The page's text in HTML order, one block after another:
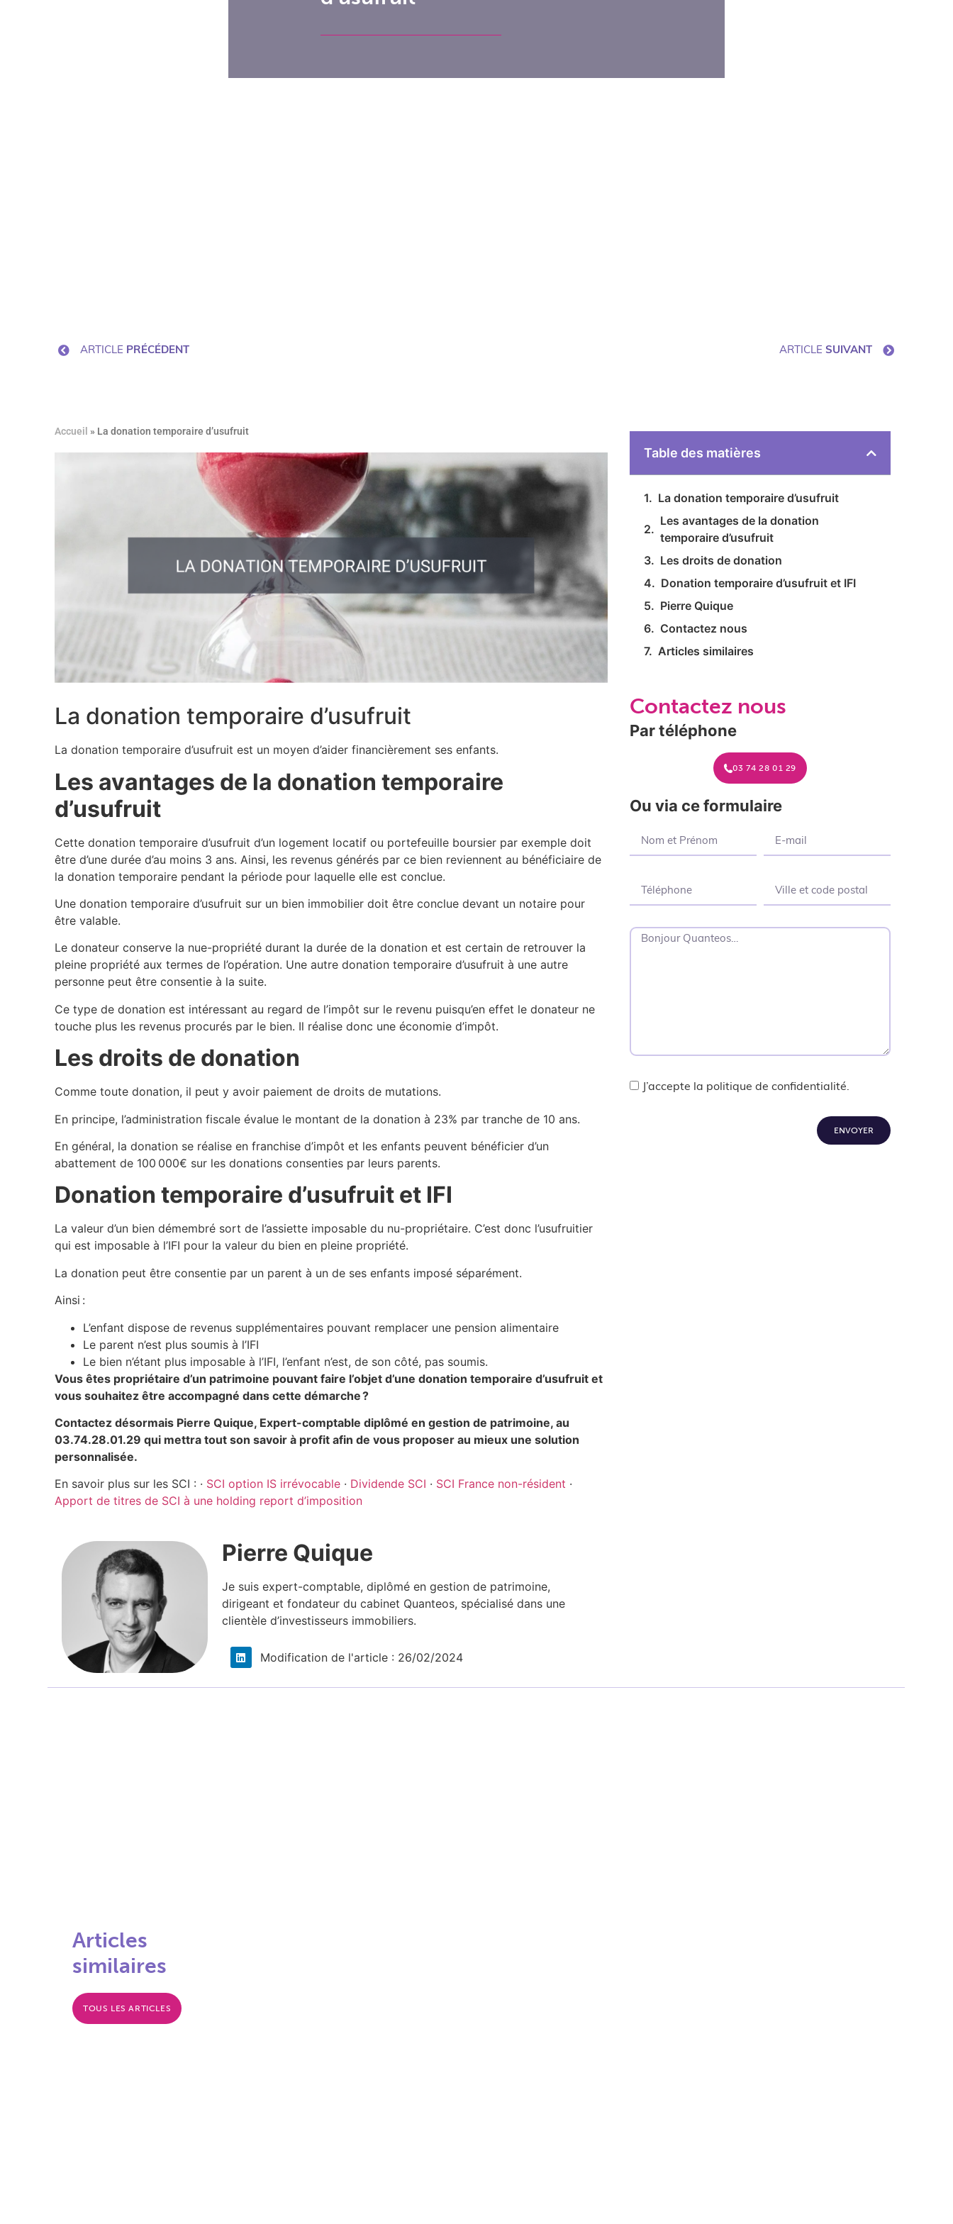
ARTICLE PRÉCÉDENT ARTICLE SUIVANT
Accueil » La donation temporaire d’usufruit
La donation temporaire d’usufruit
La donation temporaire d’usufruit est un moyen d’aider financièrement ses enfants.
Les avantages de la donation temporaire
d’usufruit
Cette donation temporaire d’usufruit d’un logement locatif ou portefeuille boursier par exemple doit
être d’une durée d’au moins 3 ans. Ainsi, les revenus générés par ce bien reviennent au bénéficiaire de
la donation temporaire pendant la période pour laquelle elle est conclue.
Une donation temporaire d’usufruit sur un bien immobilier doit être conclue devant un notaire pour
être valable.
Le donateur conserve la nue-propriété durant la durée de la donation et est certain de retrouver la
pleine propriété aux termes de l’opération. Une autre donation temporaire d’usufruit à une autre
personne peut être consentie à la suite.
Ce type de donation est intéressant au regard de l’impôt sur le revenu puisqu’en effet le donateur ne
touche plus les revenus procurés par le bien. Il réalise donc une économie d’impôt.
Les droits de donation
Comme toute donation, il peut y avoir paiement de droits de mutations.
En principe, l’administration fiscale évalue le montant de la donation à 23% par tranche de 10 ans.
En général, la donation se réalise en franchise d’impôt et les enfants peuvent bénéficier d’un
abattement de 100 000€ sur les donations consenties par leurs parents.
Donation temporaire d’usufruit et IFI
La valeur d’un bien démembré sort de l’assiette imposable du nu-propriétaire. C’est donc l’usufruitier
qui est imposable à l’IFI pour la valeur du bien en pleine propriété.
La donation peut être consentie par un parent à un de ses enfants imposé séparément.
Ainsi :
L’enfant dispose de revenus supplémentaires pouvant remplacer une pension alimentaire
Le parent n’est plus soumis à l’IFI
Le bien n’étant plus imposable à l’IFI, l’enfant n’est, de son côté, pas soumis.
Vous êtes propriétaire d’un patrimoine pouvant faire l’objet d’une donation temporaire d’usufruit et
vous souhaitez être accompagné dans cette démarche ?
Contactez désormais Pierre Quique, Expert-comptable diplômé en gestion de patrimoine, au
03.74.28.01.29 qui mettra tout son savoir à profit afin de vous proposer au mieux une solution
personnalisée.
En savoir plus sur les SCI : · SCI option IS irrévocable · Dividende SCI · SCI France non-résident ·
Apport de titres de SCI à une holding report d’imposition
Pierre Quique​
Je suis expert-comptable, diplômé en gestion de patrimoine,
dirigeant et fondateur du cabinet Quanteos, spécialisé dans une
clientèle d’investisseurs immobiliers.​
Modification de l'article : 26/02/2024
Table des matières
La donation temporaire d’usufruit
Les avantages de la donation
temporaire d’usufruit
Les droits de donation
Donation temporaire d’usufruit et IFI
Pierre Quique​
Contactez nous
Articles similaires
Contactez nous
Par téléphone
03 74 28 01 29
Ou via ce formulaire
J’accepte la politique de confidentialité.
ENVOYER
Articles
similaires
TOUS LES ARTICLES